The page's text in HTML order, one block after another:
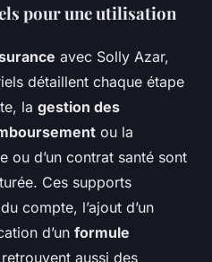
pour une utilisation
avec Solly Azar,
détaillent chaque étape
la gestion des
ou la
ou d’un contrat santé sont
Ces supports
compte, l’ajout d’un
d’un formule
aussi des